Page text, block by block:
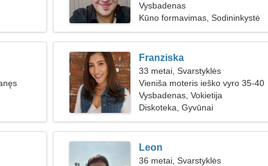
Vysbadenas
Kūno formavimas, Sodininkystė
Franziska
33 metai, Svarstyklės
Vieniša moteris ieško vyro 35-40
Vysbadenas, Vokietija
Diskoteka, Gyvūnai
Leon
36 metai, Svarstyklės